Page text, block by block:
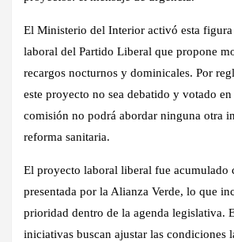
El Ministerio del Interior activó esta
laboral del Partido Liberal que propone
recargos nocturnos y dominicales. Por
este proyecto no sea debatido y votado
comisión no podrá abordar ninguna otra
reforma sanitaria.
El proyecto laboral liberal fue acumulado
presentada por la Alianza Verde, lo que
prioridad dentro de la agenda legislativa.
iniciativas buscan ajustar las condiciones